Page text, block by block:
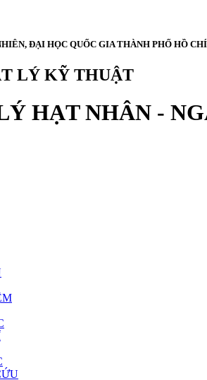
ĐẠI HỌC QUỐC GIA THÀNH PHỐ HỒ
LÝ KỸ THUẬT
HẠT NHÂN -